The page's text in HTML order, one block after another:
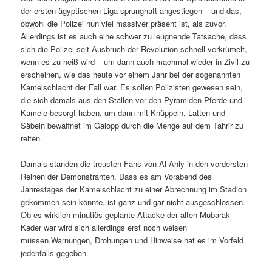
der ersten ägyptischen Liga sprunghaft angestiegen – und das,
obwohl die Polizei nun viel massiver präsent ist, als zuvor.
Allerdings ist es auch eine schwer zu leugnende Tatsache, dass
sich die Polizei seit Ausbruch der Revolution schnell verkrümelt,
wenn es zu heiß wird – um dann auch machmal wieder in Zivil zu
erscheinen, wie das heute vor einem Jahr bei der sogenannten
Kamelschlacht der Fall war. Es sollen Polizisten gewesen sein,
die sich damals aus den Ställen vor den Pyramiden Pferde und
Kamele besorgt haben, um dann mit Knüppeln, Latten und
Säbeln bewaffnet im Galopp durch die Menge auf dem Tahrir zu
reiten.
Damals standen die treusten Fans von Al Ahly in den vordersten
Reihen der Demonstranten. Dass es am Vorabend des
Jahrestages der Kamelschlacht zu einer Abrechnung im Stadion
gekommen sein könnte, ist ganz und gar nicht ausgeschlossen.
Ob es wirklich minutiös geplante Attacke der alten Mubarak-
Kader war wird sich allerdings erst noch weisen
müssen.Warnungen, Drohungen und Hinweise hat es im Vorfeld
jedenfalls gegeben.